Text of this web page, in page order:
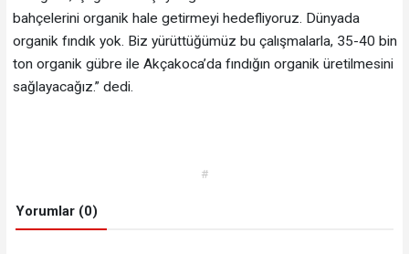
bahçelerini organik hale getirmeyi hedefliyoruz. Dünyada
organik fındık yok. Biz yürüttüğümüz bu çalışmalarla, 35-40 bin
ton organik gübre ile Akçakoca’da fındığın organik üretilmesini
sağlayacağız.” dedi.
#
Yorumlar (0)